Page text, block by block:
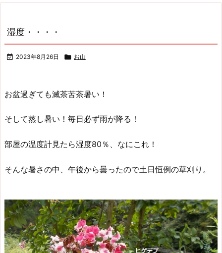
湿度・・・・
 2023年8月26日  お山
お盆過ぎても滅茶苦茶暑い！
そして蒸し暑い！毎日必ず雨が降る！
部屋の温度計見たら湿度80％、なにこれ！
そんな暑さの中、午後から曇ったので土日恒例の草刈り。